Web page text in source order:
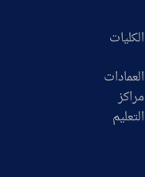
الكليات
العمادات
مراكز
التعليم